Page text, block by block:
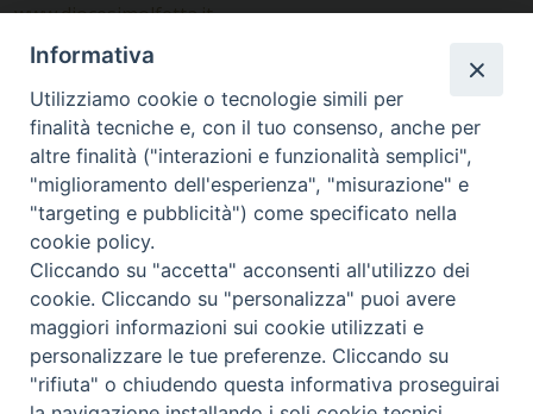
www.diocesimolfetta.it –
diocesimolfetta@pec.chiesacattolica.it
Ufficio Comunicazioni sociali
Piazza Giovene 4 – 70056 Molfetta (BA)
comunicazionisociali@diocesimolfetta.it
SEGUICI SU
Facebook
Instagram
X YouTube
Feed
Privacy Policy - trasparenza
Informativa
Utilizziamo cookie o tecnologie simili per
finalità tecniche e, con il tuo consenso, anche per
altre finalità ("interazioni e funzionalità semplici",
"miglioramento dell'esperienza", "misurazione" e
"targeting e pubblicità") come specificato nella
cookie policy.
Cliccando su "accetta" acconsenti all'utilizzo dei
cookie. Cliccando su "personalizza" puoi avere
maggiori informazioni sui cookie utilizzati e
personalizzare le tue preferenze. Cliccando su
"rifiuta" o chiudendo questa informativa proseguirai